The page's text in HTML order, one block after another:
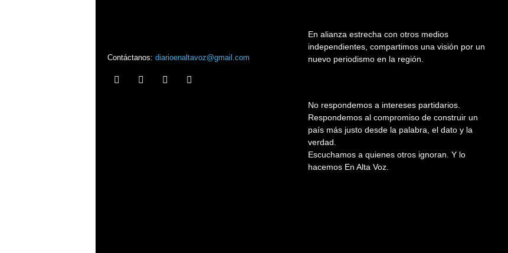
Contáctanos: diarioenaltavoz@gmail.com
En alianza estrecha con otros medios
independientes, compartimos una visión por un
nuevo periodismo en la región.
No respondemos a intereses partidarios.
Respondemos al compromiso de construir un
país más justo desde la palabra, el dato y la
verdad.
Escuchamos a quienes otros ignoran. Y lo
hacemos En Alta Voz.